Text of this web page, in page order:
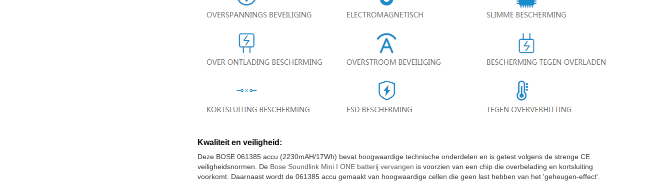
Kwaliteit en veiligheid:
Deze BOSE 061385 accu (2230mAH/17Wh) bevat hoogwaardige technische onderdelen en is getest volgens de strenge CE
veiligheidsnormen. De Bose Soundlink Mini I ONE batterij vervangen is voorzien van een chip die overbelading en kortsluiting
voorkomt. Daarnaast wordt de 061385 accu gemaakt van hoogwaardige cellen die geen last hebben van het 'geheugen-effect'.